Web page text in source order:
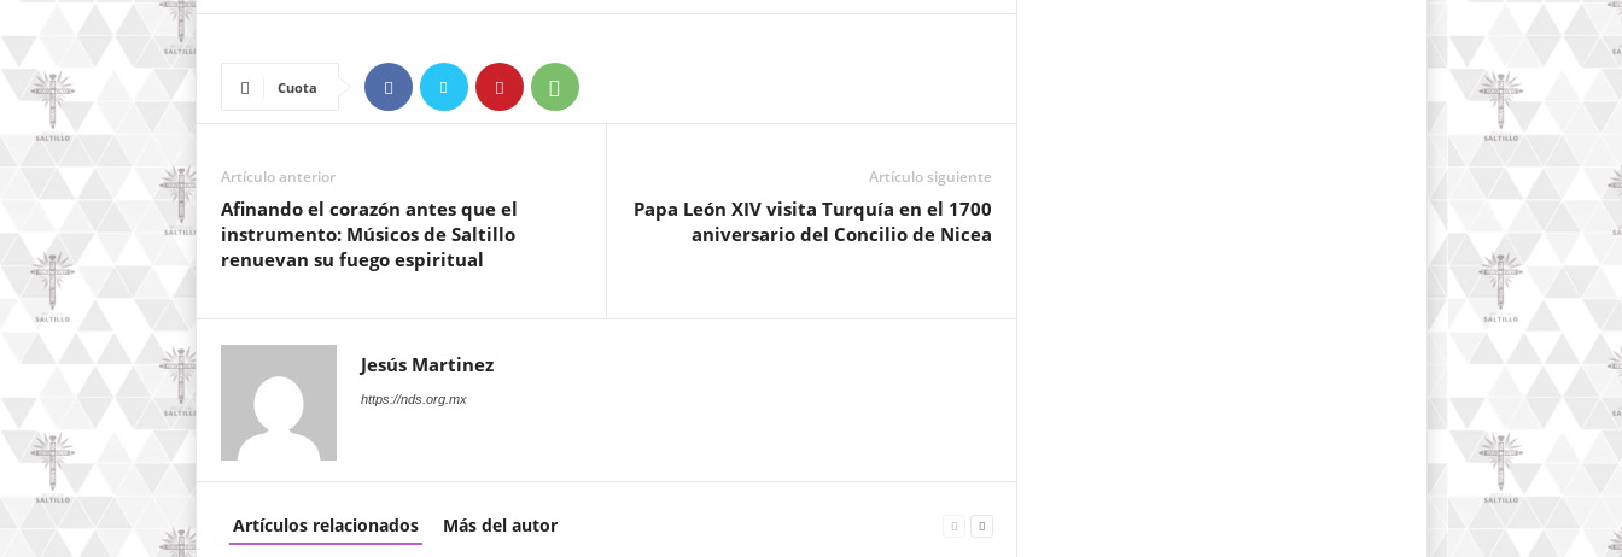
Cuota
Artículo anterior
Afinando el corazón antes que el
instrumento: Músicos de Saltillo
renuevan su fuego espiritual
Artículo siguiente
Papa León XIV visita Turquía en el 1700
aniversario del Concilio de Nicea
Jesús Martinez
https://nds.org.mx
Artículos relacionados Más del autor